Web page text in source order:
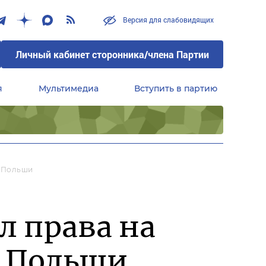
Версия для слабовидящих
Личный кабинет сторонника/члена Партии
Мультимедиа Вступить в партию
Польши
права на